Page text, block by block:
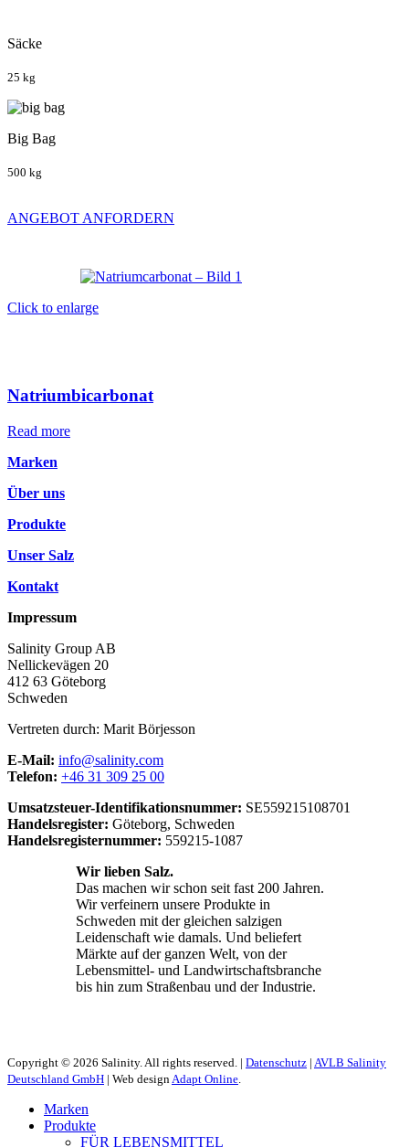
Säcke
25 kg
Big Bag
500 kg
ANGEBOT ANFORDERN
Click to enlarge
Natriumbicarbonat
Read more
Marken
Über uns
Produkte
Unser Salz
Kontakt
Impressum
Salinity Group AB
Nellickevägen 20
412 63 Göteborg
Schweden
Vertreten durch: Marit Börjesson
E-Mail: info@salinity.com
Telefon: +46 31 309 25 00
Umsatzsteuer-Identifikationsnummer: SE559215108701
Handelsregister: Göteborg, Schweden
Handelsregisternummer: 559215-1087
Wir lieben Salz.
Das machen wir schon seit fast 200 Jahren.
Wir verfeinern unsere Produkte in
Schweden mit der gleichen salzigen
Leidenschaft wie damals. Und beliefert
Märkte auf der ganzen Welt, von der
Lebensmittel- und Landwirtschaftsbranche
bis hin zum Straßenbau und der Industrie.
Copyright © 2026 Salinity. All rights reserved. | Datenschutz | AVLB Salinity
Deutschland GmbH | Web designAdapt Online.
Marken
Produkte
FÜR LEBENSMITTEL